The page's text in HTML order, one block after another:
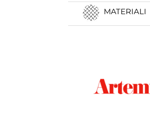
MATERIALI